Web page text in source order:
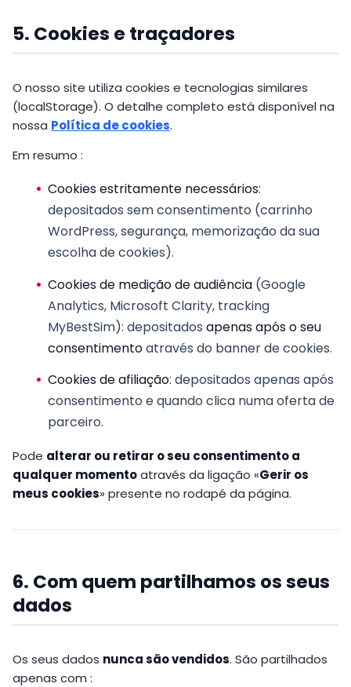
5. Cookies e traçadores
O nosso site utiliza cookies e tecnologias similares
(localStorage). O detalhe completo está disponível na
nossa Política de cookies.
Em resumo :
Cookies estritamente necessários:
depositados sem consentimento (carrinho
WordPress, segurança, memorização da sua
escolha de cookies).
Cookies de medição de audiência (Google
Analytics, Microsoft Clarity, tracking
MyBestSim): depositados apenas após o seu
consentimentoatravés do banner de cookies.
Cookies de afiliação: depositados apenas após
consentimento e quando clica numa oferta de
parceiro.
Pode alterar ou retirar o seu consentimento a
qualquer momentoatravés da ligação «Gerir os
meus cookies» presente no rodapé da página.
6. Com quem partilhamos os seus
dados
Os seus dados nunca são vendidos. São partilhados
apenas com :